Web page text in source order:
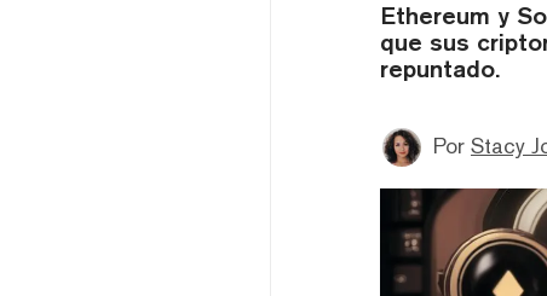
Ethereum y
que sus
repuntado.
Por Stacy